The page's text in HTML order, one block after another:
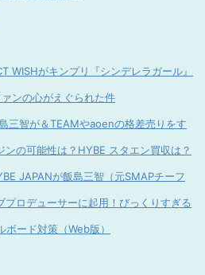
WISHがキンプリ『シンデレラガール』
ンの心がえぐられた件
三智が＆TEAMやaoenの格差売りをす
の可能性は？HYBE スタエン買収は？
JAPANが飯島三智（元SMAPチーフ
プロデューサーに起用！びっくりすぎる
ボード対策（Web版）